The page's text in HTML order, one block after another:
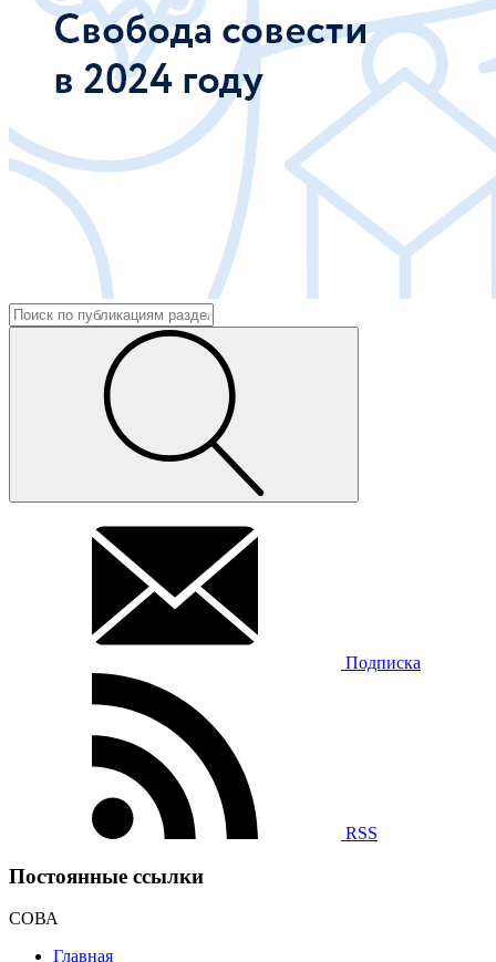
Подписка
RSS
Постоянные ссылки
СОВА
Главная